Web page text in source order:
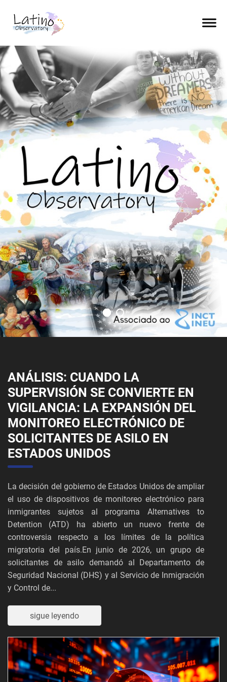
ANÁLISIS: CUANDO LA
SUPERVISIÓN SE CONVIERTE EN
VIGILANCIA: LA EXPANSIÓN DEL
MONITOREO ELECTRÓNICO DE
SOLICITANTES DE ASILO EN
ESTADOS UNIDOS
La decisión del gobierno de Estados Unidos de ampliar
el uso de dispositivos de monitoreo electrónico para
inmigrantes sujetos al programa Alternatives to
Detention (ATD) ha abierto un nuevo frente de
controversia respecto a los límites de la política
migratoria del país.En junio de 2026, un grupo de
solicitantes de asilo demandó al Departamento de
Seguridad Nacional (DHS) y al Servicio de Inmigración
y Control de...
sigue leyendo